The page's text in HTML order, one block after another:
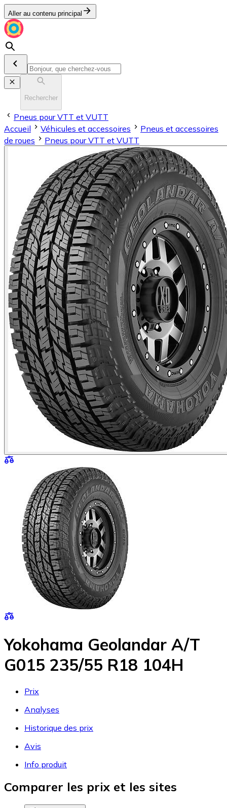
Aller au contenu principal
Rechercher
Pneus pour VTT et VUTT
Accueil
Véhicules et accessoires
Pneus et accessoires
de roues
Pneus pour VTT et VUTT
Yokohama Geolandar A/T
G015 235/55 R18 104H
Prix
Analyses
Historique des prix
Avis
Info produit
Comparer les prix et les sites